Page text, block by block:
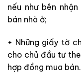
nếu như bên
bán nhà ở;
+ Những giấy tờ
cho chủ đầu tư
hợp đồng mua bán.